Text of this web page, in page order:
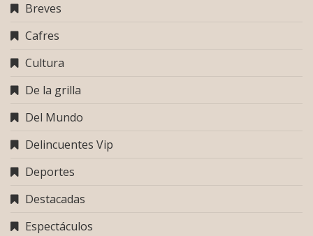
Breves
Cafres
Cultura
De la grilla
Del Mundo
Delincuentes Vip
Deportes
Destacadas
Espectáculos